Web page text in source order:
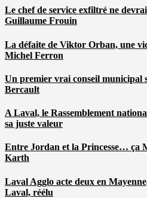
Le chef de service exfiltré ne
Guillaume Frouin
La défaite de Viktor Orban, une
Michel Ferron
Un premier vrai conseil municipal
Bercault
A Laval, le Rassemblement
sa juste valeur
Entre Jordan et la Princesse… ça
Karth
Laval Agglo acte deux en
Laval, réélu